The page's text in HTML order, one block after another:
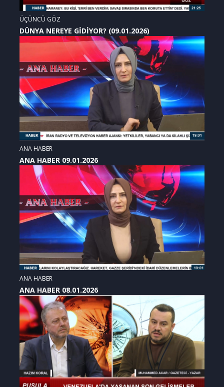
ÜÇÜNCÜ GÖZ
DÜNYA NEREYE GİDİYOR? (09.01.2026)
ANA HABER
ANA HABER 09.01.2026
ANA HABER
ANA HABER 08.01.2026